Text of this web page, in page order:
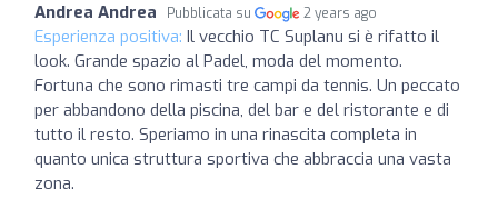
Andrea Andrea Pubblicata su 2 years ago
Esperienza positiva: Il vecchio TC Suplanu si è rifatto il
look. Grande spazio al Padel, moda del momento.
Fortuna che sono rimasti tre campi da tennis. Un peccato
per abbandono della piscina, del bar e del ristorante e di
tutto il resto. Speriamo in una rinascita completa in
quanto unica struttura sportiva che abbraccia una vasta
zona.